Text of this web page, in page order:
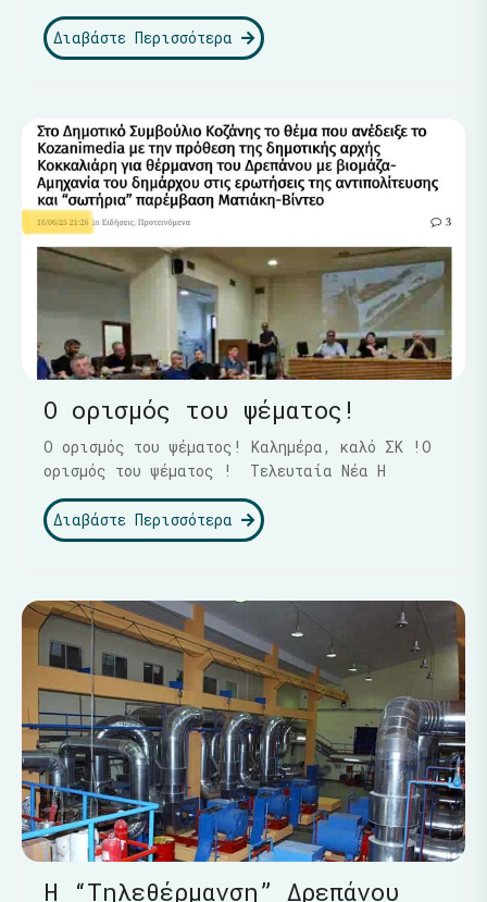
Διαβάστε Περισσότερα
Ο ορισμός του ψέματος!
Ο ορισμός του ψέματος! Καλημέρα, καλό ΣΚ !Ο
ορισμός του ψέματος ! Τελευταία Νέα Η
Διαβάστε Περισσότερα
Η “Τηλεθέρμανση” Δρεπάνου